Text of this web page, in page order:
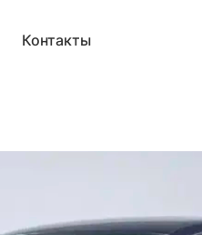
Контакты